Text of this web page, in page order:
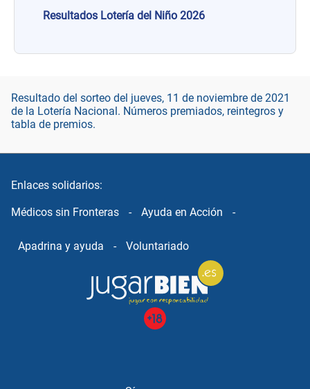
Resultado del sorteo del jueves, 11 de noviembre de 2021
de la Lotería Nacional. Números premiados, reintegros y
tabla de premios.
Resultados Lotería del Niño 2026
Enlaces solidarios:
Médicos sin Fronteras - Ayuda en Acción -
Apadrina y ayuda - Voluntariado